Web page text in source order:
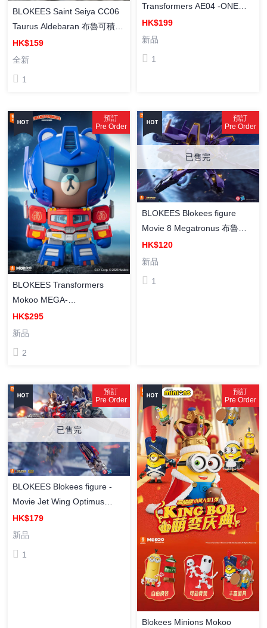
BLOKEES Saint Seiya CC06
Taurus Aldebaran 布魯可積木
人[超越版] 聖鬥士星矢CC06
金牛座 阿魯迪巴 組裝模型
HK$159
全新
1
Transformers AE04 -ONE
Optimus Prime / Orion Pax 布
魯可積木人 [傳奇版] 變形金剛
HK$199
新品
1
預訂
Pre Order
BLOKEES Transformers
Mokoo MEGA-
LFxTransformers-OP 布魯可
積木人 [Mokoo MEGA] 熊大機
HK$295
新品
2
預訂
Pre Order
已售完
BLOKEES Blokees figure
Movie 8 Megatronus 布魯可
積木人 [超越版] 變形金剛 震天
尊 組裝模型 積木
HK$120
新品
1
預訂
Pre Order
已售完
BLOKEES Blokees figure -
Movie Jet Wing Optimus
Prime 布魯可積木人 [超越版]
變形金剛 天火柯柏文 組裝模
HK$179
新品
1
預訂
Pre Order
Blokees Minions Mokoo